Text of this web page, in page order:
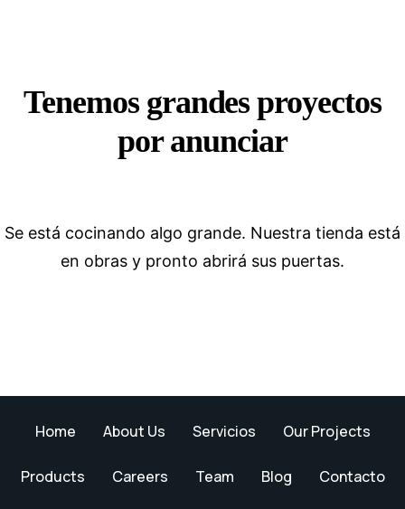
Tenemos grandes proyectos
por anunciar
Se está cocinando algo grande. Nuestra tienda está
en obras y pronto abrirá sus puertas.
Home About Us Servicios Our Projects
Products Careers Team Blog Contacto